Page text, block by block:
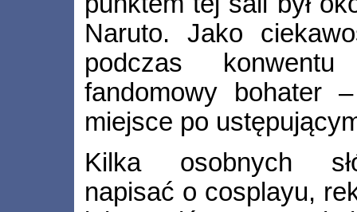
Naruto. Jako
podczas
fandomowy bohater
miejsce po
Kilka osobnych
napisać o cosplayu,